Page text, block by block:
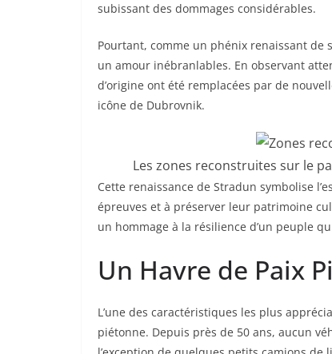
subissant des dommages considérables.
Pourtant, comme un phénix renaissant
un amour inébranlables. En observant
d’origine ont été remplacées par de
icône de Dubrovnik.
Les zones reconstruites sur le
Cette renaissance de Stradun symbolise
épreuves et à préserver leur patrimoine
un hommage à la résilience d’un peuple
Un Havre de Paix
L’une des caractéristiques les plus
piétonne. Depuis près de 50 ans, aucun